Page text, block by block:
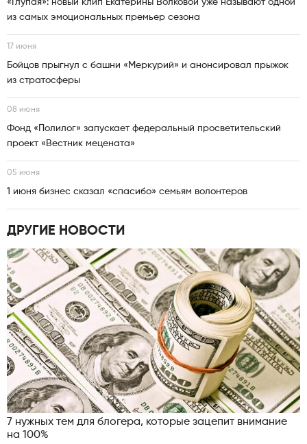
«Глупая»: новый клип Екатерины Волковой уже называют одной
из самых эмоциональных премьер сезона
17 июня
Бойцов прыгнул с башни «Меркурий» и анонсировал прыжок
из стратосферы
08 июня
Фонд «Полилог» запускает федеральный просветительский
проект «Вестник мецената»
05 июня
1 июня бизнес сказал «спасибо» семьям волонтеров
ДРУГИЕ НОВОСТИ
7 нужных тем для блогера, которые зацепит внимание
на 100%